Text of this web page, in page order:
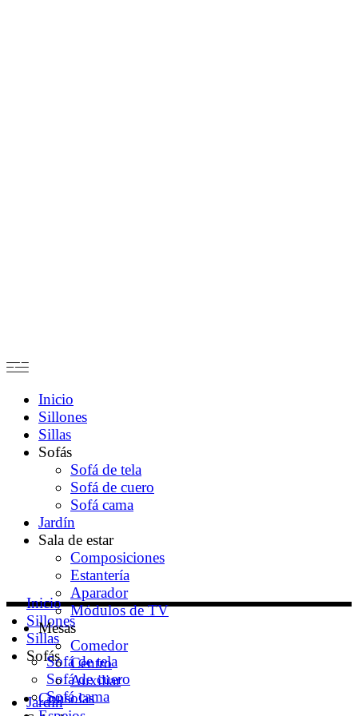
Inicio
Sillones
Sillas
SofásSofá de tela
Sofá de cuero
Sofá cama
Jardín
Inicio
Sillones
Sillas
Sofás
Sofá de tela
Sofá de cuero
Sofá cama
Jardín
Sala de estar
Composiciones
Estantería
Aparador
Módulos de TV
Mesas
Comedor
Centro
Auxiliar
Consolas